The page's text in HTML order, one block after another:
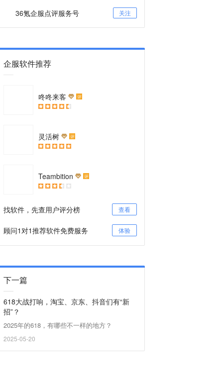
36氪企服点评服务号 关注
企服软件推荐
咚咚来客 评
灵活树 评
Teambition 评
找软件，先查用户评分榜 查看
顾问1对1推荐软件免费服务 体验
下一篇
618大战打响，淘宝、京东、抖音们有“新
招”？
2025年的618，有哪些不一样的地方？
2025-05-20